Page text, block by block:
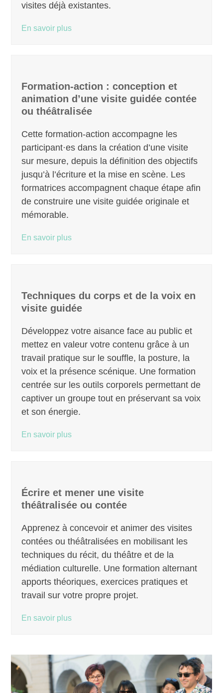
visites déjà existantes.
En savoir plus
Formation-action : conception et
animation d’une visite guidée contée
ou théâtralisée
Cette formation-action accompagne les
participant·es dans la création d’une visite
sur mesure, depuis la définition des objectifs
jusqu’à l’écriture et la mise en scène. Les
formatrices accompagnent chaque étape afin
de construire une visite guidée originale et
mémorable.
En savoir plus
Techniques du corps et de la voix en
visite guidée
Développez votre aisance face au public et
mettez en valeur votre contenu grâce à un
travail pratique sur le souffle, la posture, la
voix et la présence scénique. Une formation
centrée sur les outils corporels permettant de
captiver un groupe tout en préservant sa voix
et son énergie.
En savoir plus
Écrire et mener une visite
théâtralisée ou contée
Apprenez à concevoir et animer des visites
contées ou théâtralisées en mobilisant les
techniques du récit, du théâtre et de la
médiation culturelle. Une formation alternant
apports théoriques, exercices pratiques et
travail sur votre propre projet.
En savoir plus